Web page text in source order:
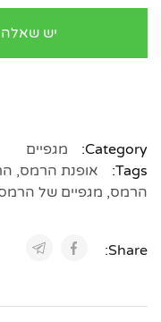
יש שאלה
Category:
מגפיים
Tags:
אופנת הרמס,
הרמס, מגפיים של
Share: